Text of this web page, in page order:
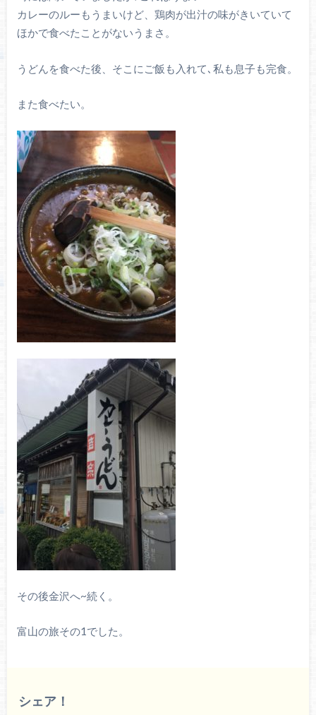
カレーのルーもうまいけど、鶏肉が出汁の味がきいていて
ほかで食べたことがないうまさ。
うどんを食べた後、そこにご飯も入れて､私も息子も完食。
また食べたい。
その後金沢へ~続く。
富山の旅その1でした。
シェア！